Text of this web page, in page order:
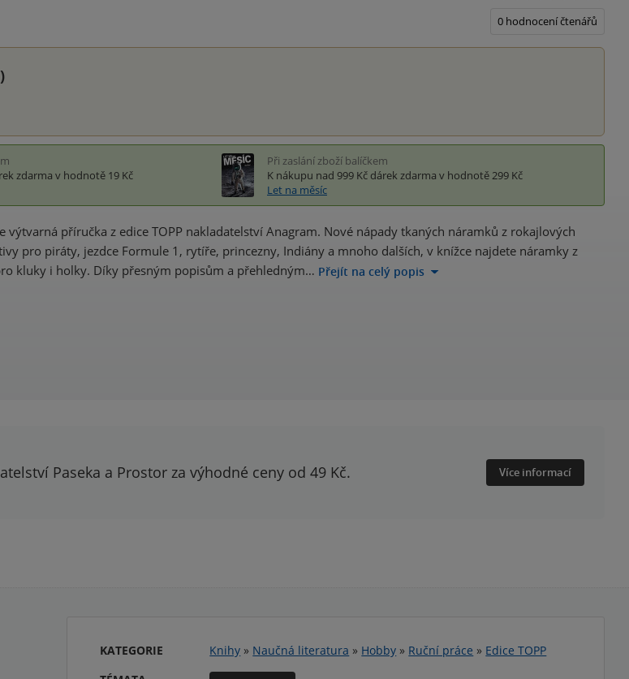
0 hodnocení čtenářů
)
zdarma v hodnotě 19 Kč
Při zaslání zboží balíčkem
K nákupu nad 999 Kč dárek zdarma v hodnotě 299 Kč
Let na měsíc
příručka z edice TOPP nakladatelství Anagram. Nové nápady tkaných náramků z rokajlových
pro piráty, jezdce Formule 1, rytíře, princezny, Indiány a mnoho dalších, v knížce najdete náramky z
kluky i holky. Díky přesným popisům a přehledným… Přejít na celý popis
Paseka a Prostor za výhodné ceny od 49 Kč. Více informací
KATEGORIE Knihy » Naučná literatura » Hobby » Ruční práce » Edice TOPP